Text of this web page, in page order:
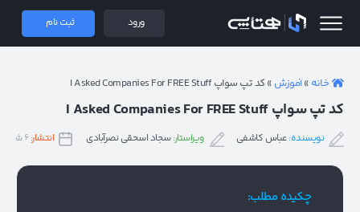
همتاپی ورود ثبت نام
خانه »آموزش » کد تپ سواپ I Asked Companies For FREE Stuff
کد تپ سواپ I Asked Companies For FREE Stuff
نویسنده:عباس کاشفی ویراستار:سجاد اسحقی نصرآبادی انتشار:
چکیده مطلب: